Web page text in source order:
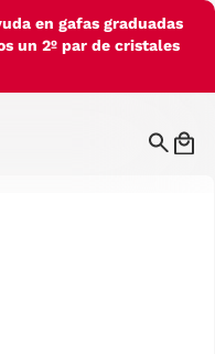
en gafas graduadas
un 2º par de cristales